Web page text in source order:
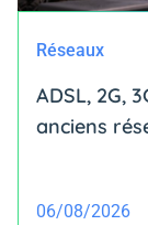
Réseaux
ADSL, 2G,
anciens
06/08/2026